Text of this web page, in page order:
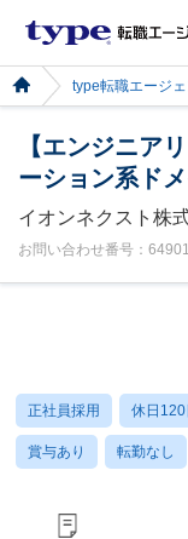
type転職エージ
【エンジニア
ーション系ド
イオンネクスト株
お問い合わせ番号：
正社員採用 休日120
賞与あり 転勤なし